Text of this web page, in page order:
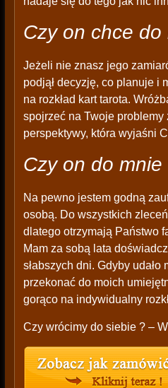
Czy on chce
Jeżeli nie znasz jego
podjął decyzję, co planuje i
na rozkład kart tarota.
spojrzeć na Twoje problemy
perspektywy, która wyjaśni
Czy on do mnie
Na pewno jestem godną
osobą. Do wszystkich
dlatego otrzymają Państwo
Mam za sobą lata
słabszych dni. Gdyby udało
przekonać do moich
gorąco na indywidualny
Czy wrócimy do siebie ? –